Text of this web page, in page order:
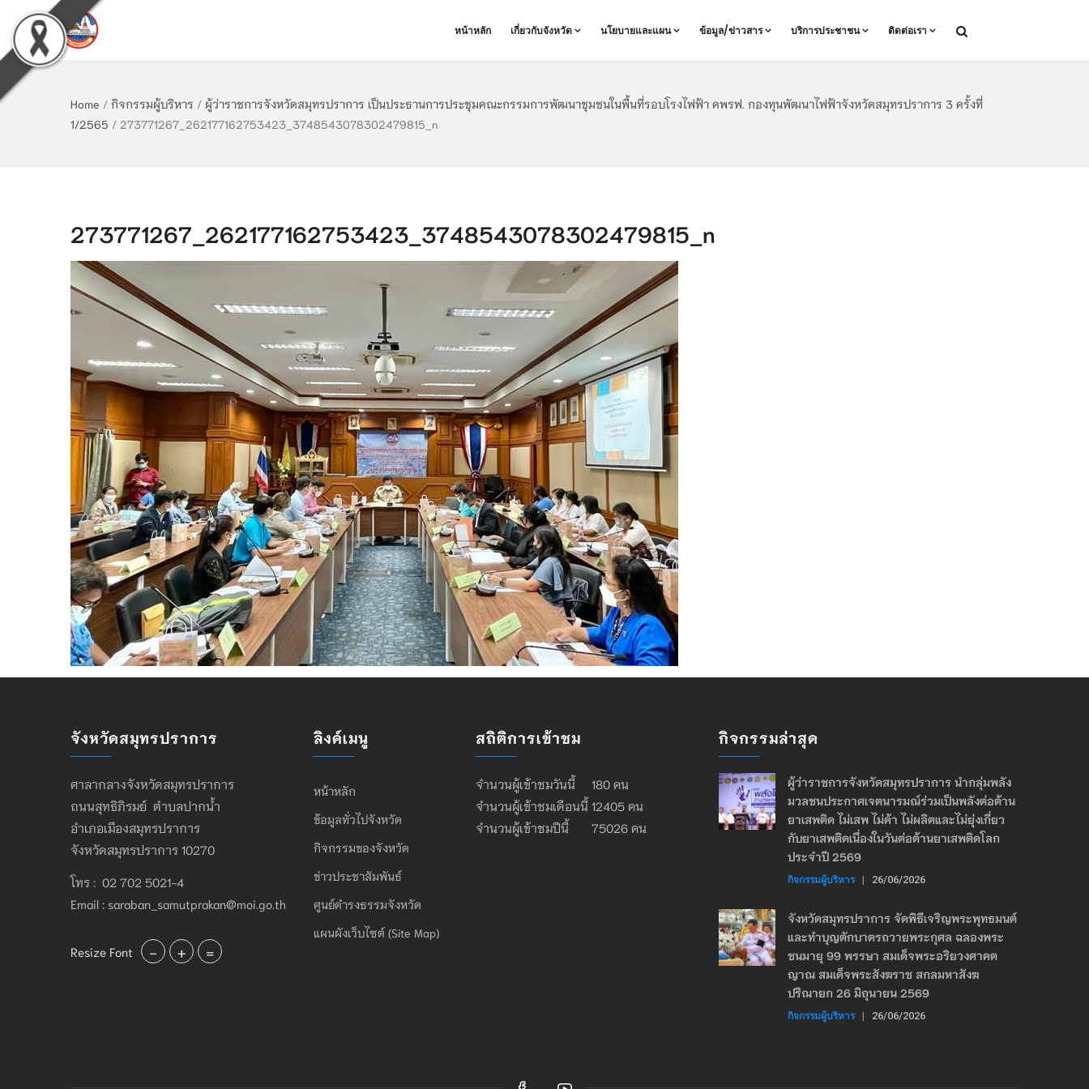
หน้าหลัก เกี่ยวกับจังหวัด นโยบายและแผน ข้อมูล/ข่าวสาร บริการประชาชน ติดต่อเรา
Home / กิจกรรมผู้บริหาร / ผู้ว่าราชการจังหวัดสมุทรปราการ เป็นประธานการประชุมคณะกรรมการพัฒนาชุมชนในพื้นที่รอบโรงไฟฟ้า คพรฟ. กองทุนพัฒนาไฟฟ้าจังหวัดสมุทรปราการ 3 ครั้งที่
1/2565 / 273771267_262177162753423_3748543078302479815_n
273771267_262177162753423_3748543078302479815_n
จังหวัดสมุทรปราการ
ศาลากลางจังหวัดสมุทรปราการ
ถนนสุทธิภิรมย์ ตำบลปากน้ำ
อำเภอเมืองสมุทรปราการ
จังหวัดสมุทรปราการ 10270
โทร : 02 702 5021-4
Email : saraban_samutprakan@moi.go.th
Resize Font - + =
ลิงค์เมนู
หน้าหลัก
ข้อมูลทั่วไปจังหวัด
กิจกรรมของจังหวัด
ข่าวประชาสัมพันธ์
ศูนย์ดำรงธรรมจังหวัด
แผนผังเว็บไซต์ (Site Map)
สถิติการเข้าชม
จำนวนผู้เข้าชมวันนี้ 180 คน
จำนวนผู้เข้าชมเดือนนี้ 12405 คน
จำนวนผู้เข้าชมปีนี้ 75026 คน
กิจกรรมล่าสุด
ผู้ว่าราชการจังหวัดสมุทรปราการ นำกลุ่มพลัง
มวลชนประกาศเจตนารมณ์ร่วมเป็นพลังต่อต้าน
ยาเสพติด ไม่เสพ ไม่ค้า ไม่ผลิตและไม่ยุ่งเกี่ยว
กับยาเสพติดเนื่องในวันต่อต้านยาเสพติดโลก
ประจำปี 2569
กิจกรรมผู้บริหาร | 26/06/2026
จังหวัดสมุทรปราการ จัดพิธีเจริญพระพุทธมนต์
และทำบุญตักบาตรถวายพระกุศล ฉลองพระ
ชนมายุ 99 พรรษา สมเด็จพระอริยวงศาคต
ญาณ สมเด็จพระสังฆราช สกลมหาสังฆ
ปริณายก 26 มิถุนายน 2569
กิจกรรมผู้บริหาร | 26/06/2026